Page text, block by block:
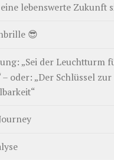
lebenswerte Zukunft
😎
„Sei der Leuchtturm
oder: „Der Schlüssel zur